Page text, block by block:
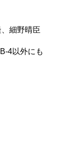
細野晴臣
4以外にも